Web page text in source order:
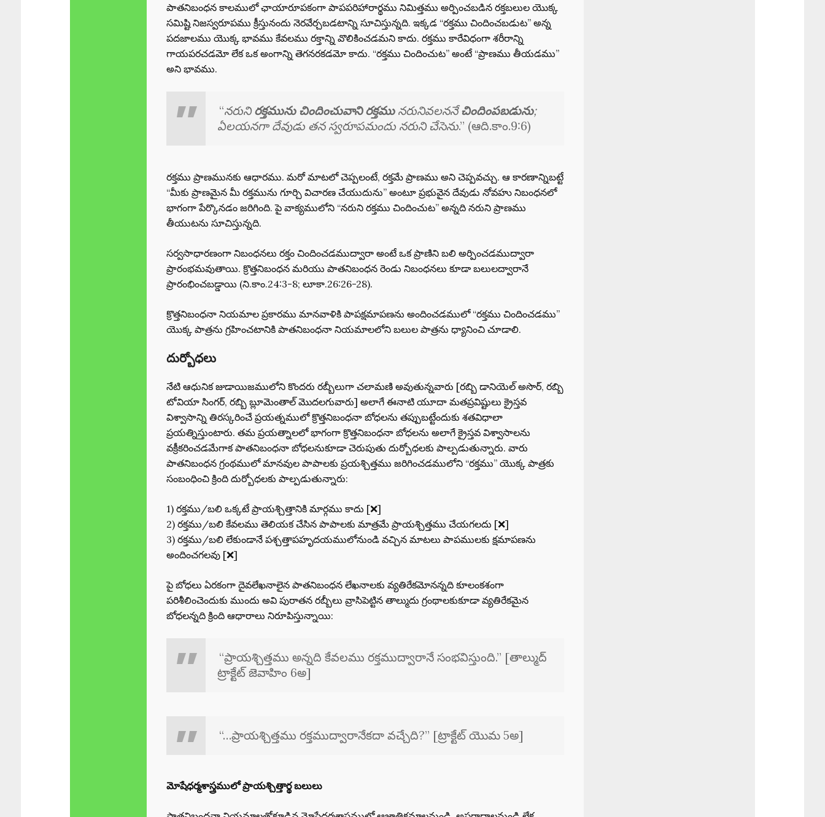
పాతనిబంధన కాలములో ఛాయారూపకంగా పాపపరిహారార్థము నిమిత్తము అర్పించబడిన రక్తబలుల యొక్క
సమిష్టి నిజస్వరూపము క్రీస్తునందు నెరవేర్చబడటాన్ని సూచిస్తున్నది. ఇక్కడ “రక్తము చిందించబడుట” అన్న
పదజాలము యొక్క భావము కేవలము రక్తాన్ని వొలికించడమని కాదు. రక్తము కారేవిధంగా శరీరాన్ని
గాయపరచడమో లేక ఒక అంగాన్ని తెగనరకడమో కాదు. “రక్తము చిందించుట” అంటే “ప్రాణము తీయడము”
అని భావము.
“నరునిరక్తమును చిందించువాని రక్తము నరునివలననేచిందింపబడును;
ఏలయనగా దేవుడు తన స్వరూపమందు నరుని చేసెను.” (ఆది.కాం.9:6)
రక్తము ప్రాణమునకు ఆధారము. మరో మాటలో చెప్పలంటే, రక్తమే ప్రాణము అని చెప్పవచ్చు. ఆ కారణాన్నిబట్టే
“మీకు ప్రాణమైన మీ రక్తమును గూర్చి విచారణ చేయుదును” అంటూ ప్రభువైన దేవుడు నోవహు నిబంధనలో
భాగంగా పేర్కొనడం జరిగింది. పై వాక్యములోని “నరుని రక్తము చిందించుట” అన్నది నరుని ప్రాణము
తీయుటను సూచిస్తున్నది.
సర్వసాధారణంగా నిబంధనలు రక్తం చిందించడముద్వారా అంటే ఒక ప్రాణిని బలి అర్పించడముద్వారా
ప్రారంభమవుతాయి. క్రొత్తనిబంధన మరియు పాతనిబంధన రెండు నిబంధనలు కూడా బలులద్వారానే
ప్రారంభించబడ్డాయి (ని.కాం.24:3-8; లూకా.26:26-28).
క్రొత్తనిబంధనా నియమాల ప్రకారము మానవాళికి పాపక్షమాపణను అందించడములో “రక్తము చిందించడము”
యొక్క పాత్రను గ్రహించటానికి పాతనిబంధనా నియమాలలోని బలుల పాత్రను ధ్యానించి చూడాలి.
దుర్బోధలు
నేటి ఆధునిక జుడాయిజములోని కొందరు రబ్బీలుగా చలామణి అవుతున్నవారు [రబ్బి డానియెల్ అసొర్, రబ్బి
టోవియా సింగర్, రబ్బి బ్లూమెంతాల్ మొదలగువారు] అలాగే ఈనాటి యూదా మతప్రవిష్టులు క్రైస్తవ
విశ్వాసాన్ని తిరస్కరించే ప్రయత్నములో క్రొత్తనిబంధనా బోధలను తప్పుబట్టేందుకు శతవిధాలా
ప్రయత్నిస్తుంటారు. తమ ప్రయత్నాలలో భాగంగా క్రొత్తనిబంధనా బోధలను అలాగే క్రైస్తవ విశ్వాసాలను
వక్రీకరించడమేగాక పాతనిబంధనా బోధలనుకూడా చెరుపుతు దుర్బోధలకు పాల్పడుతున్నారు. వారు
పాతనిబంధన గ్రంథములో మానవుల పాపాలకు ప్రయశ్చిత్తము జరిగించడములోని “రక్తము” యొక్క పాత్రకు
సంబంధించి క్రింది దుర్బోధలకు పాల్పడుతున్నారు:
1) రక్తము/బలి ఒక్కటే ప్రాయశ్చిత్తానికి మార్గము కాదు [❌]
2) రక్తము/బలి కేవలము తెలియక చేసిన పాపాలకు మాత్రమే ప్రాయశ్చిత్తము చేయగలదు [❌]
3) రక్తము/బలి లేకుండానే పశ్చత్తాపహృదయములోనుండి వచ్చిన మాటలు పాపములకు క్షమాపణను
అందించగలవు [❌]
పై బోధలు ఏరకంగా దైవలేఖనాలైన పాతనిబంధన లేఖనాలకు వ్యతిరేకమోనన్నది కూలంకశంగా
పరిశీలించెందుకు ముందు అవి పురాతన రబ్బీలు వ్రాసిపెట్టిన తాల్ముదు గ్రంథాలకుకూడా వ్యతిరేకమైన
బోధలన్నది క్రింది ఆధారాలు నిరూపిస్తున్నాయి:
“ప్రాయశ్చిత్తము అన్నది కేవలము రక్తముద్వారానే సంభవిస్తుంది.” [తాల్ముద్
ట్రాక్టేట్ జెవాహిం 6అ]
“…ప్రాయశ్చిత్తము రక్తముద్వారానేకదా వచ్చేది?” [ట్రాక్టేట్ యొమ 5అ]
మోషేధర్మశాస్త్రములో ప్రాయశ్చిత్తార్థ బలులు